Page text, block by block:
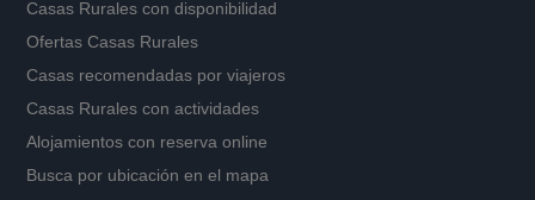
Casas Rurales con disponibilidad
Ofertas Casas Rurales
Casas recomendadas por viajeros
Casas Rurales con actividades
Alojamientos con reserva online
Busca por ubicación en el mapa